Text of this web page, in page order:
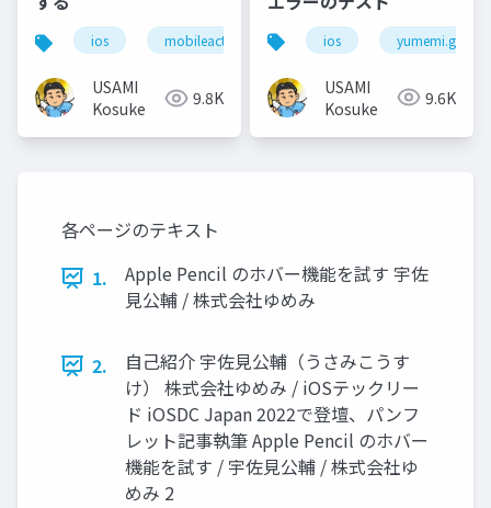
ios mobileact
USAMI
Kosuke
9.8K
ios yumemi.grow
USAMI
Kosuke
9.6K
各ページのテキスト
1.
Apple Pencil のホバー機能を試す 宇佐
見公輔 / 株式会社ゆめみ
2.
自己紹介 宇佐見公輔（うさみこうす
け） 株式会社ゆめみ / iOSテックリー
ド iOSDC Japan 2022で登壇、パンフ
レット記事執筆 Apple Pencil のホバー
機能を試す / 宇佐見公輔 / 株式会社ゆ
めみ 2